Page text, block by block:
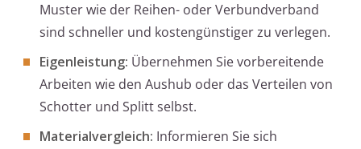
Muster wie der Reihen- oder Verbundverband
sind schneller und kostengünstiger zu verlegen.
Eigenleistung: Übernehmen Sie vorbereitende
Arbeiten wie den Aushub oder das Verteilen von
Schotter und Splitt selbst.
Materialvergleich: Informieren Sie sich